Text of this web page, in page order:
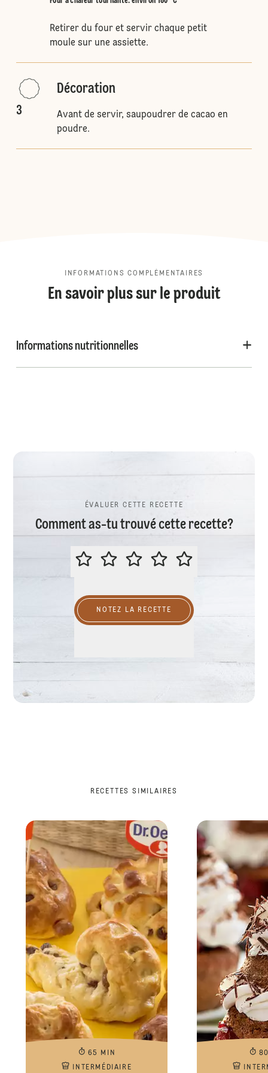
Retirer du four et servir chaque petit
moule sur une assiette.
3
Décoration
Avant de servir, saupoudrer de cacao en
poudre.
INFORMATIONS COMPLÉMENTAIRES
En savoir plus sur le produit
Informations nutritionnelles
ÉVALUER CETTE RECETTE
Comment as-tu trouvé cette recette?
ÉVALUER CETTE RECETTE
NOTEZ LA RECETTE
RECETTES SIMILAIRES
65 MIN
INTERMÉDIAIRE